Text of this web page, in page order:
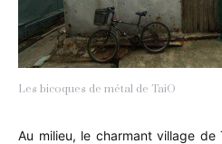
Les bicoques de métal de TaiO
Au milieu, le charmant village de